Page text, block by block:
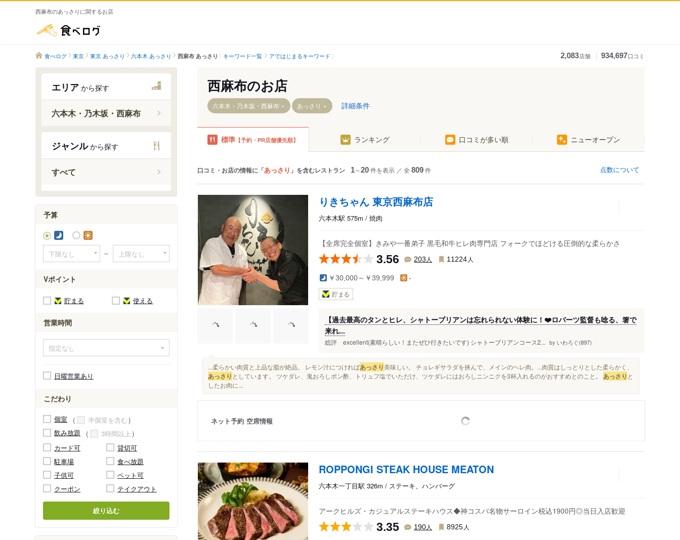
西麻布のあっさりに関するお店
食べログ 東京 東京 あっさり 六本木 あっさり 西麻布 あっさり キーワード一覧 アではじまるキーワード 2,083店舗 934,697口コミ
エリア から探す
六本木・乃木坂・西麻布
ジャンルから探す
すべて
予算
～
Vポイント
貯まる 使える
営業時間
日曜営業あり
こだわり
個室
半個室を含む
飲み放題
3時間以上
カード可
貸切可
駐車場
食べ放題
子供可
ペット可
クーポン
テイクアウト
絞り込む
西麻布のお店
六本木・乃木坂・西麻布 あっさり 詳細条件
標準 【予約・PR店舗優先順】 ランキング 口コミが多い順 ニューオープン
口コミ・お店の情報に「あっさり 」を含むレストラン 1～20件を表示 ／ 全 809件 点数について
りきちゃん 東京西麻布店
六本木駅 575m / 焼肉
【全席完全個室】きみや一番弟子 黒毛和牛ヒレ肉専門店 フォークでほどける圧倒的な柔らかさ
3.56 203 人 11224 人
￥30,000～￥39,999 -
貯まる
【過去最高のタンとヒレ、シャトーブリアンは忘れられない体験に！❤️ロバーツ監督も唸る、箸で
来れ...
総評 excellent(素晴らしい！またぜひ行きたいです) ️シャトーブリアンコース2... by いわろぐ(897)
...柔らかい肉質と上品な脂が絶品。 レモン汁につければあっさり美味しい。 チョレギサラダを挟んで、メインのヘレ肉。...肉質はしっとりとした柔らかく、
あっさり としています。 ツケダレ、鬼おろしポン酢、トリュフ塩でいただけ、ツケダレにはおろしニンニクを3杯入れるのがおすすめとのこと。 あっさり と
したお肉に...
ネット予約 空席情報
ROPPONGI STEAK HOUSE MEATON
六本木一丁目駅 326m / ステーキ、ハンバーグ
アークヒルズ・カジュアルステーキハウス◆神コスパ名物サーロイン税込1900円◎当日入店歓迎
3.35 190人 8925 人